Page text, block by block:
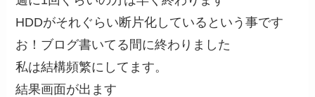
HDDがそれぐらい断片化しているという事です
お！ブログ書いてる間に終わりました
私は結構頻繁にしてます。
結果画面が出ます